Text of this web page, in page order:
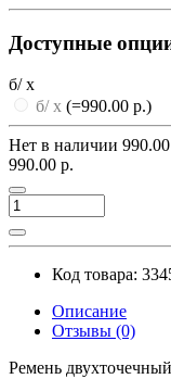
Доступные
б/ х
б/ х (=990.00 р.)
Нет в наличии 990.00
990.00 р.
Код товара:
Описание
Отзывы (0)
Ремень